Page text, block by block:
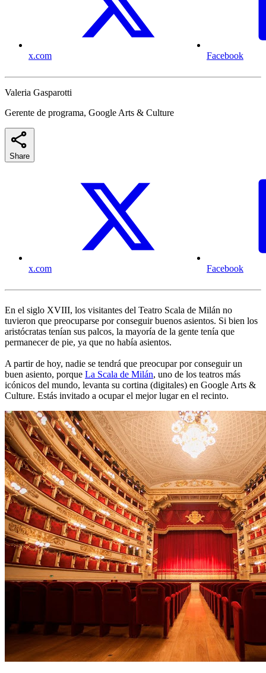
x.com Facebook
Valeria Gasparotti
Gerente de programa, Google Arts & Culture
Share
x.com Facebook
En el siglo XVIII, los visitantes del Teatro Scala de Milán no
tuvieron que preocuparse por conseguir buenos asientos. Si bien los
aristócratas tenían sus palcos, la mayoría de la gente tenía que
permanecer de pie, ya que no había asientos.
A partir de hoy, nadie se tendrá que preocupar por conseguir un
buen asiento, porque La Scala de Milán, uno de los teatros más
icónicos del mundo, levanta su cortina (digitales) en Google Arts &
Culture. Estás invitado a ocupar el mejor lugar en el recinto.